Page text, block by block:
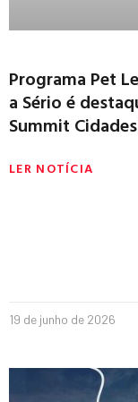
Programa Pet
a Sério é
Summit
LER NOTÍCIA
19 de junho de 2026